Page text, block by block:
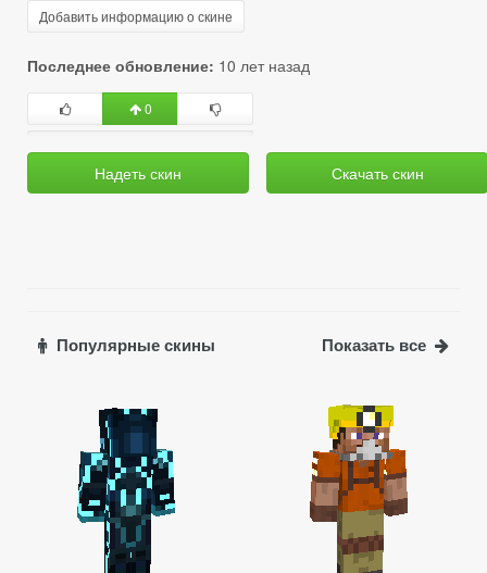
Добавить информацию о скине
Последнее обновление: 10 лет назад
0
Надеть скин Скачать скин
Популярные скины Показать все